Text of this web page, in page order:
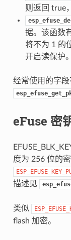
则返回 true
据。该函数
将不为 1 的
开启读保护。
经常使用的字
eFuse 密
度为 256 位的
描述见
类似
flash 加密。